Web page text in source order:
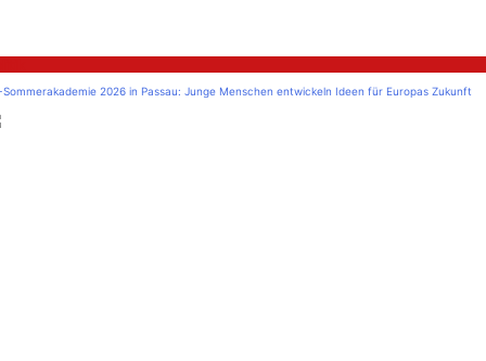
Sommerakademie 2026 in Passau: Junge Menschen entwickeln Ideen für Europas Zukunft